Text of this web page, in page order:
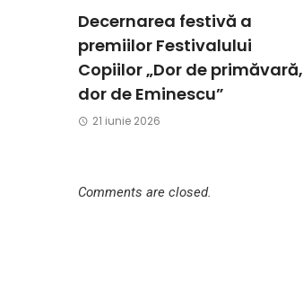
Decernarea festivă a
premiilor Festivalului
Copiilor „Dor de primăvară,
dor de Eminescu”
21 iunie 2026
Comments are closed.